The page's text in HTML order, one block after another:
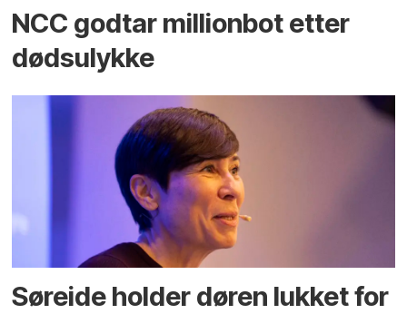
NCC godtar millionbot etter
dødsulykke
Søreide holder døren lukket for